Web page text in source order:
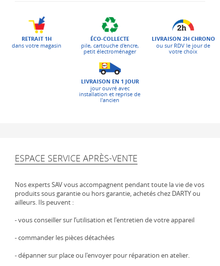
RETRAIT 1H
dans votre magasin
ÉCO-COLLECTE
pile, cartouche d'encre,
petit électroménager
LIVRAISON 2H CHRONO
ou sur RDV le jour de
votre choix
LIVRAISON EN 1 JOUR
jour ouvré avec
installation et reprise de
l'ancien
ESPACE SERVICE APRÈS-VENTE
Nos experts SAV vous accompagnent pendant toute la vie de vos
produits sous garantie ou hors garantie, achetés chez DARTY ou
ailleurs. Ils peuvent :
- vous conseiller sur l’utilisation et l'entretien de votre appareil
- commander les pièces détachées
- dépanner sur place ou l'envoyer pour réparation en atelier.